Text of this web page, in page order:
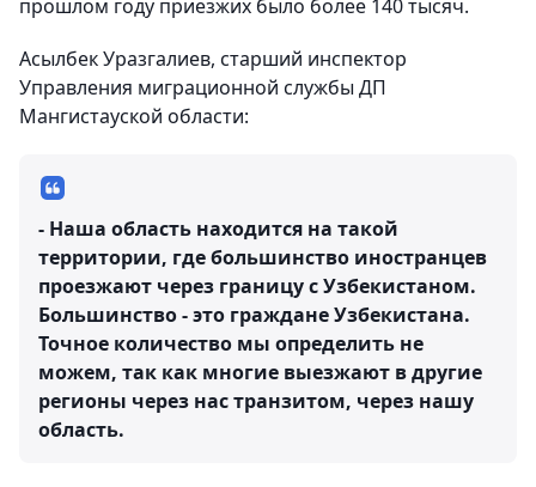
прошлом году приезжих было более 140 тысяч.
Асылбек Уразгалиев, старший инспектор
Управления миграционной службы ДП
Мангистауской области:
- Наша область находится на такой
территории, где большинство иностранцев
проезжают через границу с Узбекистаном.
Большинство - это граждане Узбекистана.
Точное количество мы определить не
можем, так как многие выезжают в другие
регионы через нас транзитом, через нашу
область.